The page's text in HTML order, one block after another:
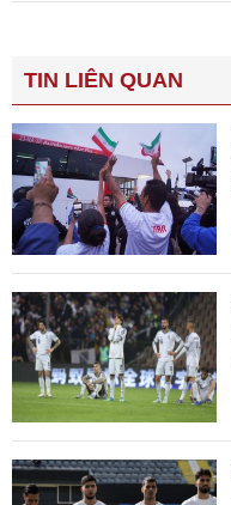
TIN LIÊN QUAN